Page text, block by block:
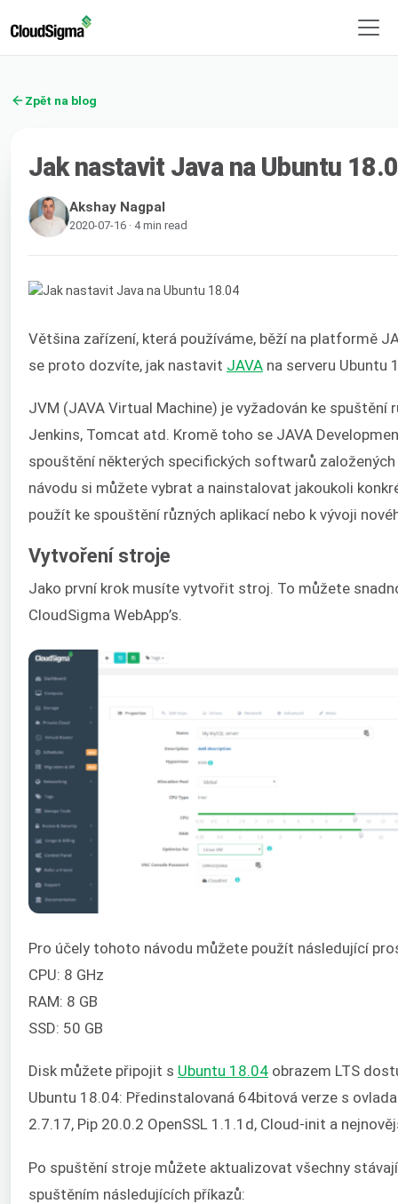
Zpět na blog
Jak nastavit Java na Ubuntu
Akshay Nagpal
2020-07-16 · 4 min read
Většina zařízení, která používáme, běží na platformě
se proto dozvíte, jak nastavit JAVA na serveru Ubuntu
JVM (JAVA Virtual Machine) je vyžadován ke spuštění
Jenkins, Tomcat atd. Kromě toho se JAVA
spouštění některých specifických softwarů
návodu si můžete vybrat a nainstalovat jakoukoli
použít ke spouštění různých aplikací nebo k vývoji
Vytvoření stroje
Jako první krok musíte vytvořit stroj. To můžete
CloudSigma WebApp’s.
Pro účely tohoto návodu můžete použít následující
CPU: 8 GHz
RAM: 8 GB
SSD: 50 GB
Disk můžete připojit s Ubuntu 18.04 obrazem LTS
Ubuntu 18.04: Předinstalovaná 64bitová verze s
2.7.17, Pip 20.0.2 OpenSSL 1.1.1d, Cloud-init a
Po spuštění stroje můžete aktualizovat všechny
spuštěním následujících příkazů: